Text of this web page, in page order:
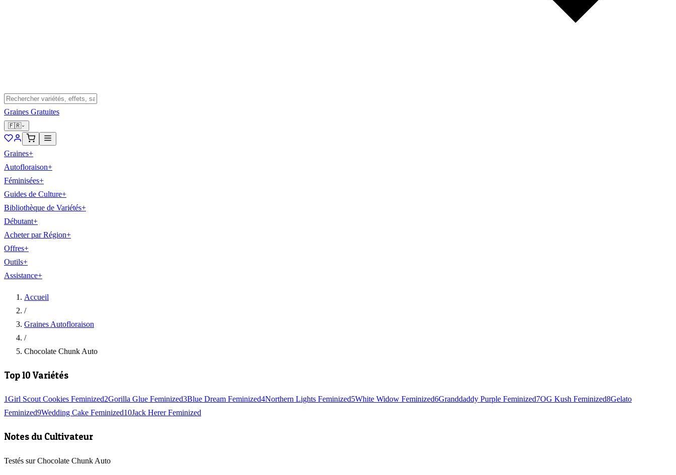
Graines Gratuites
🇫🇷
Graines+
Autofloraison+
Féminisées+
Guides de Culture+
Bibliothèque de Variétés+
Débutant+
Acheter par Région+
Offres+
Outils+
Assistance+
Accueil
/
Graines Autofloraison
/
Chocolate Chunk Auto
Top 10 Variétés
1Girl Scout Cookies Feminized2Gorilla Glue Feminized3Blue Dream Feminized4Northern Lights Feminized5White Widow Feminized6Granddaddy Purple Feminized7OG Kush Feminized8Gelato
Feminized9Wedding Cake Feminized10Jack Herer Feminized
Notes du Cultivateur
Testés sur Chocolate Chunk Auto